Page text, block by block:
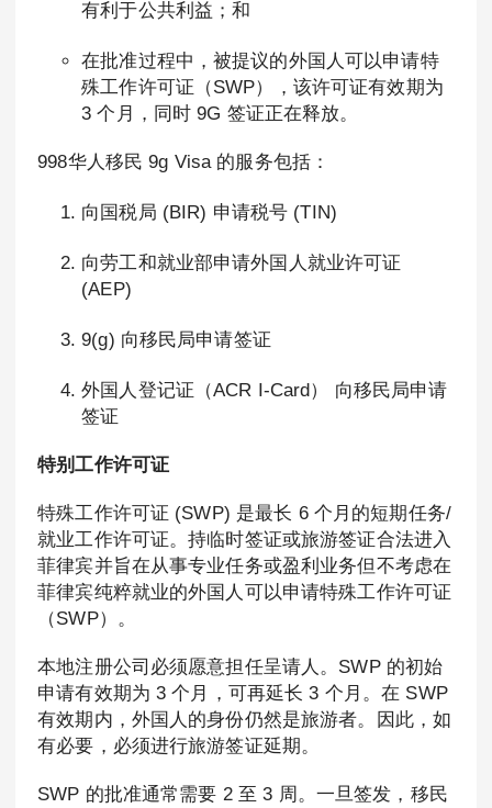
有利于公共利益；和
在批准过程中，被提议的外国人可以申请特
殊工作许可证（SWP），该许可证有效期为
3 个月，同时 9G 签证正在释放。
998华人移民 9g Visa 的服务包括：
向国税局 (BIR) 申请税号 (TIN)
向劳工和就业部申请外国人就业许可证
(AEP)
9(g) 向移民局申请签证
外国人登记证（ACR I-Card） 向移民局申请
签证
特别工作许可证
特殊工作许可证 (SWP) 是最长 6 个月的短期任务/
就业工作许可证。持临时签证或旅游签证合法进入
菲律宾并旨在从事专业任务或盈利业务但不考虑在
菲律宾纯粹就业的外国人可以申请特殊工作许可证
（SWP）。
本地注册公司必须愿意担任呈请人。SWP 的初始
申请有效期为 3 个月，可再延长 3 个月。在 SWP
有效期内，外国人的身份仍然是旅游者。因此，如
有必要，必须进行旅游签证延期。
SWP 的批准通常需要 2 至 3 周。一旦签发，移民